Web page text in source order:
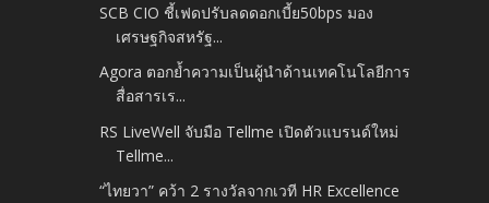
SCB CIO ชี้เฟดปรับลดดอกเบี้ย50bps มอง
เศรษฐกิจสหรัฐ...
Agora ตอกย้ำความเป็นผู้นำด้านเทคโนโลยีการ
สื่อสารเร...
RS LiveWell จับมือ Tellme เปิดตัวแบรนด์ใหม่
Tellme...
“ไทยวา” คว้า 2 รางวัลจากเวที HR Excellence